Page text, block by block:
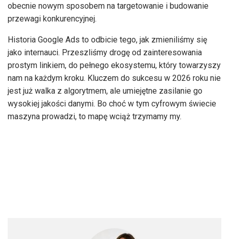
obecnie nowym sposobem na targetowanie i budowanie
przewagi konkurencyjnej.
Historia Google Ads to odbicie tego, jak zmieniliśmy się
jako internauci. Przeszliśmy drogę od zainteresowania
prostym linkiem, do pełnego ekosystemu, który towarzyszy
nam na każdym kroku. Kluczem do sukcesu w 2026 roku nie
jest już walka z algorytmem, ale umiejętne zasilanie go
wysokiej jakości danymi. Bo choć w tym cyfrowym świecie
maszyna prowadzi, to mapę wciąż trzymamy my.